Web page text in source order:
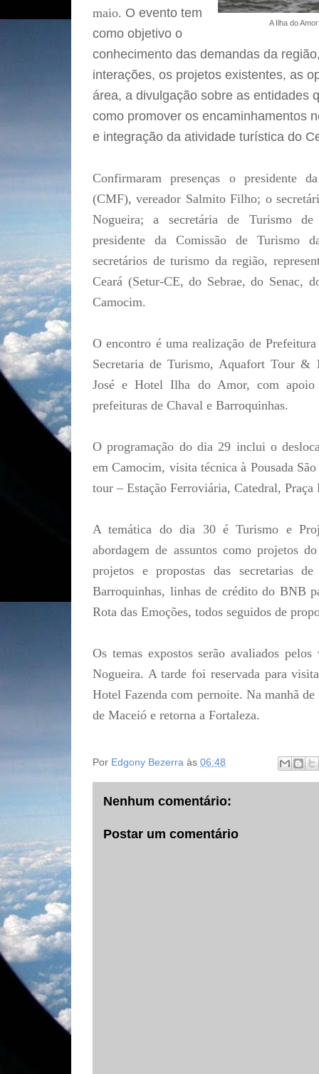
A Ilha do
maio. O evento tem
como objetivo o
conhecimento das demandas da
interações, os projetos existentes, as
área, a divulgação sobre as entidades
como promover os encaminhamentos
e integração da atividade turística do
Confirmaram presenças o presidente
(CMF), vereador Salmito Filho; o
Nogueira; a secretária de Turismo
presidente da Comissão de Turismo
secretários de turismo da região,
Ceará (Setur-CE, do Sebrae, do Senac,
Camocim.
O encontro é uma realização de
Secretaria de Turismo, Aquafort Tour &
José e Hotel Ilha do Amor, com
prefeituras de Chaval e Barroquinhas.
O programação do dia 29 inclui o
em Camocim, visita técnica à Pousada
tour – Estação Ferroviária, Catedral,
A temática do dia 30 é Turismo e
abordagem de assuntos como projetos
projetos e propostas das secretarias
Barroquinhas, linhas de crédito do BNB
Rota das Emoções, todos seguidos de
Os temas expostos serão avaliados
Nogueira. A tarde foi reservada para
Hotel Fazenda com pernoite. Na manhã
de Maceió e retorna a Fortaleza.
Por Edgony Bezerra às 06:48
Nenhum comentário:
Postar um comentário